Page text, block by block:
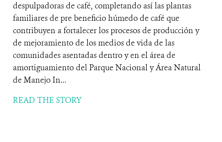
despulpadoras de café, completando así las plantas
familiares de pre beneficio húmedo de café que
contribuyen a fortalecer los procesos de producción y
de mejoramiento de los medios de vida de las
comunidades asentadas dentro y en el área de
amortiguamiento del Parque Nacional y Área Natural
de Manejo In...
READ THE STORY